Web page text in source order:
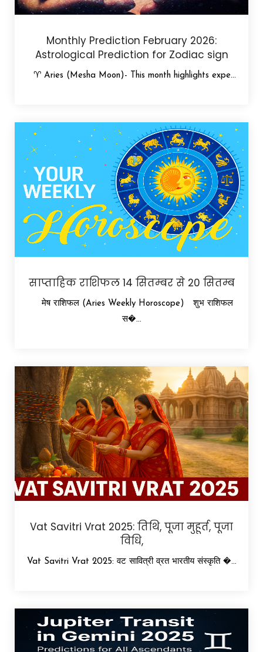
Monthly Prediction February 2026:
Astrological Prediction for Zodiac sign
♈ Aries (Mesha Moon)- This month highlights expe...
साप्ताहिक राशिफल 14 सितम्बर से 20 सितम्ब
मेष राशिफल (Aries Weekly Horoscope) शुभ राशिफल
स�...
Vat Savitri Vrat 2025: तिथि, पूजा मुहूर्त, पूजा
विधि,
Vat Savitri Vrat 2025: वट सावित्री व्रत भारतीय संस्कृति �...